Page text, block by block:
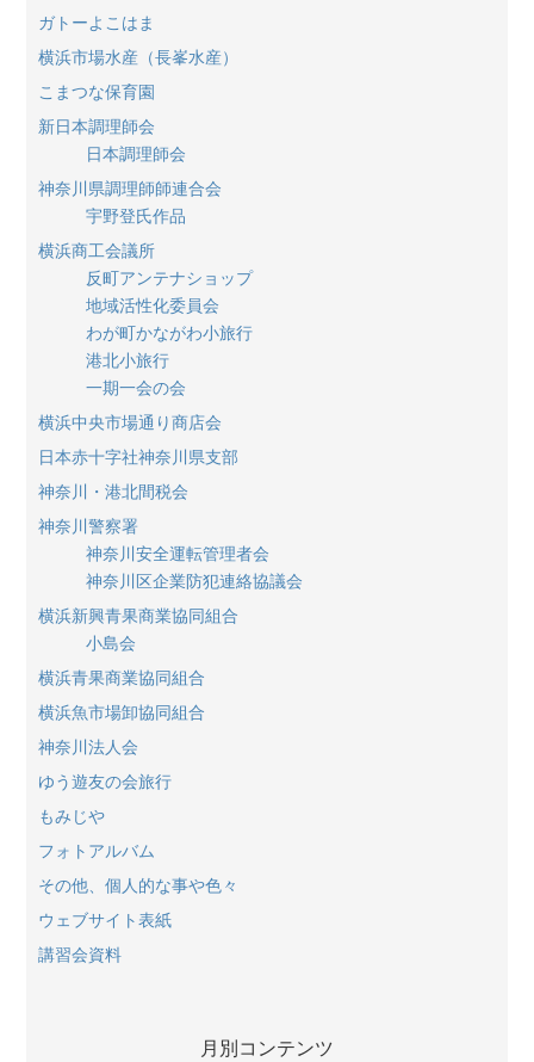
ガトーよこはま
横浜市場水産（長峯水産）
こまつな保育園
新日本調理師会
日本調理師会
神奈川県調理師師連合会
宇野登氏作品
横浜商工会議所
反町アンテナショップ
地域活性化委員会
わが町かながわ小旅行
港北小旅行
一期一会の会
横浜中央市場通り商店会
日本赤十字社神奈川県支部
神奈川・港北間税会
神奈川警察署
神奈川安全運転管理者会
神奈川区企業防犯連絡協議会
横浜新興青果商業協同組合
小島会
横浜青果商業協同組合
横浜魚市場卸協同組合
神奈川法人会
ゆう遊友の会旅行
もみじや
フォトアルバム
その他、個人的な事や色々
ウェブサイト表紙
講習会資料
月別コンテンツ